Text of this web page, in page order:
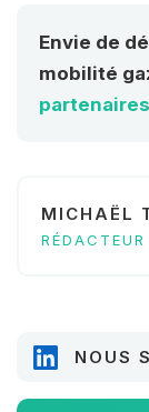
Envie de
mobilité
partenaires
MICHAËL
NOUS